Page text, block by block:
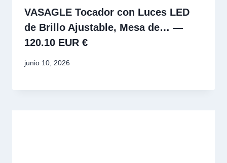
VASAGLE Tocador con Luces LED
de Brillo Ajustable, Mesa de… —
120.10 EUR €
junio 10, 2026